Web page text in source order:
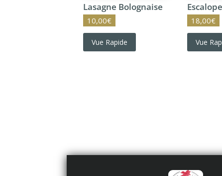
Lasagne Bolognaise
10,00€
Vue Rapide
18,00€
Vue